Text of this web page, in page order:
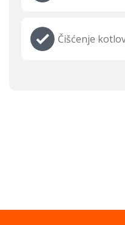
Čišćenje